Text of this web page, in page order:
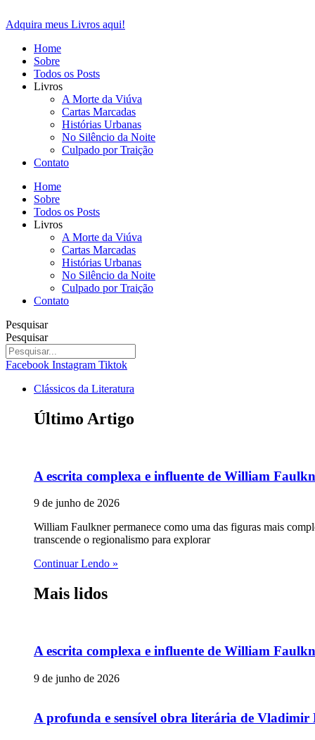
para
conteúdo
Adquira meus Livros aqui!
Home
Sobre
Todos os Posts
Livros
A Morte da Viúva
Cartas Marcadas
Histórias Urbanas
No Silêncio da Noite
Culpado por Traição
Contato
Home
Sobre
Todos os Posts
Livros
A Morte da Viúva
Cartas Marcadas
Histórias Urbanas
No Silêncio da Noite
Culpado por Traição
Contato
Pesquisar
Pesquisar
Facebook Instagram Tiktok
Clássicos da Literatura
Último Artigo
A escrita complexa e influente de William
9 de junho de 2026
William Faulkner permanece como uma das figuras mais
transcende o regionalismo para explorar
Continuar Lendo »
Mais lidos
A escrita complexa e influente de William
9 de junho de 2026
A profunda e sensível obra literária de Vladimir